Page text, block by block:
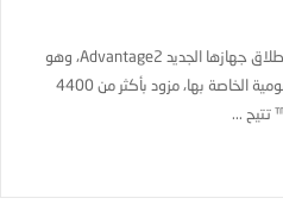
أعلنت شركة D-Wave Quantum عن إطلاق جهازها الجديد Advantage2، وهو
الجيل السادس من أنظمة الحوسبة الكمومية الخاصة بها، مزود بأكثر من 4400